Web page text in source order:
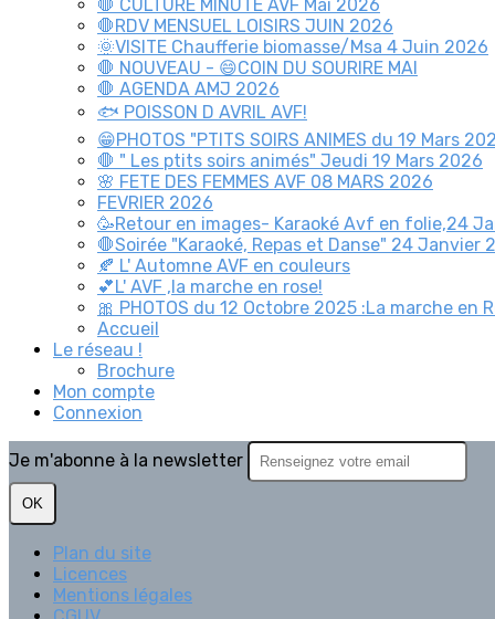
🛑 CULTURE MINUTE AVF Mai 2026
🛑RDV MENSUEL LOISIRS JUIN 2026
🌞VISITE Chaufferie biomasse/Msa 4 Juin 2026
🛑 NOUVEAU - 😄COIN DU SOURIRE MAI
🛑 AGENDA AMJ 2026
🐟 POISSON D AVRIL AVF!
😁PHOTOS "PTITS SOIRS ANIMES du 19 Mars
🛑 " Les ptits soirs animés" Jeudi 19 Mars 2026
🌸 FETE DES FEMMES AVF 08 MARS 2026
FEVRIER 2026
🥳Retour en images- Karaoké Avf en folie,24
🛑Soirée "Karaoké, Repas et Danse" 24 Janvier
🍂 L' Automne AVF en couleurs
💕L' AVF ,la marche en rose!
🎀 PHOTOS du 12 Octobre 2025 :La marche en
Accueil
Le réseau !
Brochure
Mon compte
Connexion
Je m'abonne à la newsletter
OK
Plan du site
Licences
Mentions légales